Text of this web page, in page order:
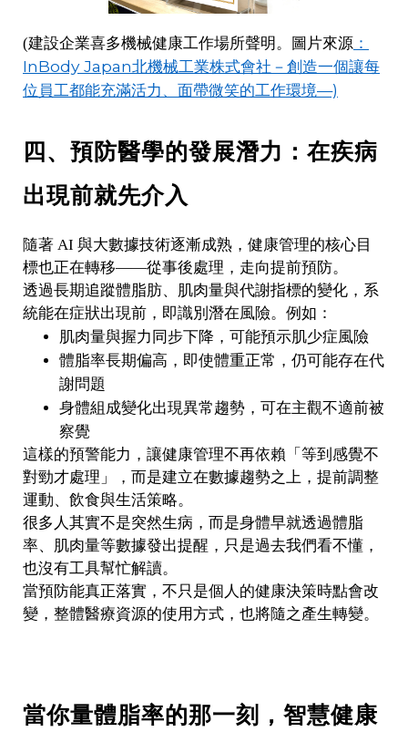
(建設企業喜多機械健康工作場所聲明。圖片來源 ：
InBody Japan北機械工業株式會社－創造一個讓每
位員工都能充滿活力、面帶微笑的工作環境—)
四、預防醫學的發展潛力：在疾病
出現前就先介入
隨著 AI 與大數據技術逐漸成熟，健康管理的核心目
標也正在轉移——從事後處理，走向提前預防。
透過長期追蹤體脂肪、肌肉量與代謝指標的變化，系
統能在症狀出現前，即識別潛在風險。例如：
肌肉量與握力同步下降，可能預示肌少症風險
體脂率長期偏高，即使體重正常，仍可能存在代
謝問題
身體組成變化出現異常趨勢，可在主觀不適前被
察覺
這樣的預警能力，讓健康管理不再依賴「等到感覺不
對勁才處理」，而是建立在數據趨勢之上，提前調整
運動、飲食與生活策略。
很多人其實不是突然生病，而是身體早就透過體脂
率、肌肉量等數據發出提醒，只是過去我們看不懂，
也沒有工具幫忙解讀。
當預防能真正落實，不只是個人的健康決策時點會改
變，整體醫療資源的使用方式，也將隨之產生轉變。
當你量體脂率的那一刻，智慧健康